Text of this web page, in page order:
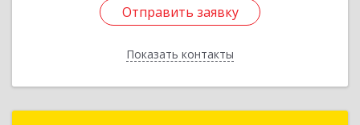
Отправить заявку
Показать контакты
Отправить заявку
Назад